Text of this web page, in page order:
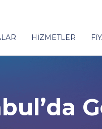
HIZMETLER